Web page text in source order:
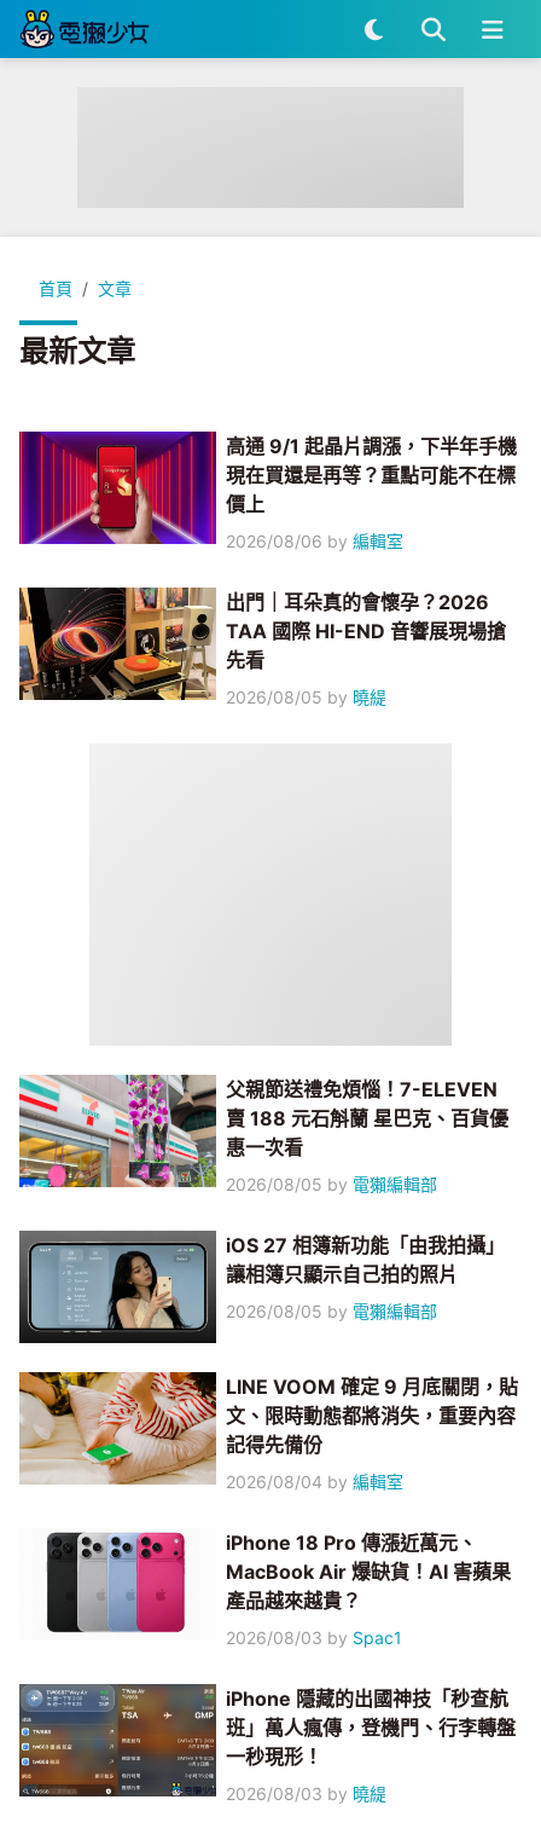
首頁 文章
最新文章
高通 9/1 起晶片調漲，下半年手機
現在買還是再等？重點可能不在標
價上
2026/08/06 by編輯室
出門｜耳朵真的會懷孕？2026
TAA 國際 HI-END 音響展現場搶
先看
2026/08/05 by 曉緹
父親節送禮免煩惱！7-ELEVEN
賣 188 元石斛蘭 星巴克、百貨優
惠一次看
2026/08/05 by 電獺編輯部
iOS 27 相簿新功能「由我拍攝」
讓相簿只顯示自己拍的照片
2026/08/05 by 電獺編輯部
LINE VOOM 確定 9 月底關閉，貼
文、限時動態都將消失，重要內容
記得先備份
2026/08/04 by編輯室
iPhone 18 Pro 傳漲近萬元、
MacBook Air 爆缺貨！AI 害蘋果
產品越來越貴？
2026/08/03 by Spac1
iPhone 隱藏的出國神技「秒查航
班」萬人瘋傳，登機門、行李轉盤
一秒現形！
2026/08/03 by 曉緹